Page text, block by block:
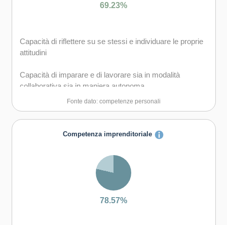
69.23%
Capacità di riflettere su se stessi e individuare le proprie
attitudini
Capacità di imparare e di lavorare sia in modalità
collaborativa sia in maniera autonoma
Capacità di comunicare costruttivamente in ambienti
Capacità di creare fiducia e provare empatia
Capacità di esprimere e comprendere punti di vista
Fonte dato: competenze personali
Competenza imprenditoriale
78.57%